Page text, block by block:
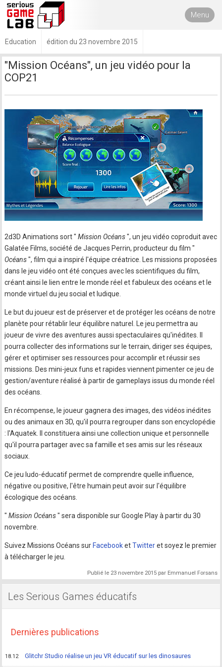
Menu
Education édition du 23 novembre 2015
"Mission Océans", un jeu vidéo pour la
COP21
2d3D Animations sort " Mission Océans", un jeu vidéo coproduit avec
Galatée Films, société de Jacques Perrin, producteur du film "
Océans", film qui a inspiré l'équipe créatrice. Les missions proposées
dans le jeu vidéo ont été conçues avec les scientifiques du film,
créant ainsi le lien entre le monde réel et fabuleux des océans et le
monde virtuel du jeu social et ludique.
Le but du joueur est de préserver et de protéger les océans de notre
planète pour rétablir leur équilibre naturel. Le jeu permettra au
joueur de vivre des aventures aussi spectaculaires qu'inédites. Il
pourra collecter des informations sur le terrain, diriger ses équipes,
gérer et optimiser ses ressources pour accomplir et réussir ses
missions. Des mini-jeux funs et rapides viennent pimenter ce jeu de
gestion/aventure réalisé à partir de gameplays issus du monde réel
des océans.
En récompense, le joueur gagnera des images, des vidéos inédites
ou des animaux en 3D, qu'il pourra regrouper dans son encyclopédie
: l'Aquatek. Il constituera ainsi une collection unique et personnelle
qu'il pourra partager avec sa famille et ses amis sur les réseaux
sociaux.
Ce jeu ludo-éducatif permet de comprendre quelle influence,
négative ou positive, l'être humain peut avoir sur l'équilibre
écologique des océans.
" Mission Océans" sera disponible sur Google Play à partir du 30
novembre.
Suivez Missions Océans sur FacebooketTwitteret soyez le premier
à télécharger le jeu.
Publié le 23 novembre 2015par Emmanuel Forsans
Les Serious Games éducatifs
Dernières publications
18.12 Glitchr Studio réalise un jeu VR éducatif sur les dinosaures